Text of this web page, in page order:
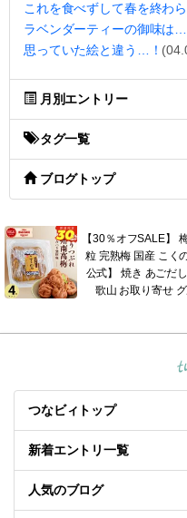
これを食べずして春を終わ
ラベンダーティーの御味は…
思っていた絵と違う…！
月別エントリー
タグ一覧
ブログトップ
【30％オフSALE】
粒 完熟梅 国産 こく
公式】 焼き あごだ
歌山 お取り寄せ
つなビィトップ
新着エントリ一覧
人気のブログ